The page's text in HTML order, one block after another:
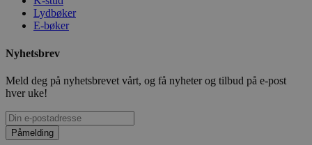
Lydbøker
E-bøker
Nyhetsbrev
Meld deg på nyhetsbrevet vårt, og få nyheter og tilbud på e-post
hver uke!
Påmelding